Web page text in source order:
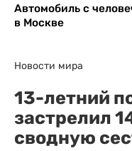
Автомобиль с
в Москве
Новости мира
13-летний
застрелил
сводную